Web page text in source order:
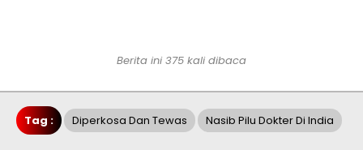
Berita ini 375 kali dibaca
Tag : Diperkosa Dan Tewas Nasib Pilu Dokter Di India